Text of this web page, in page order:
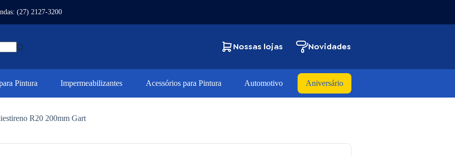
(27) 2127-3200
Nossas lojas Novidades
Pintura Impermeabilizantes Acessórios para Pintura Automotivo Aniversário
R20 200mm Gart